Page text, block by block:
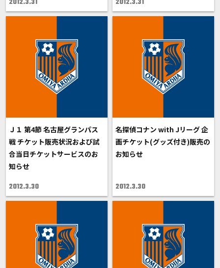
2012.3.31 2012.3.31
Ｊ１ 第4節 名古屋グランパス
戦 チケット販売状況および試
合当日チケットサービスのお
知らせ
2012.3.30
名探偵コナン with Jリーグ 企
画チケット(グッズ付き)販売の
お知らせ
2012.3.30